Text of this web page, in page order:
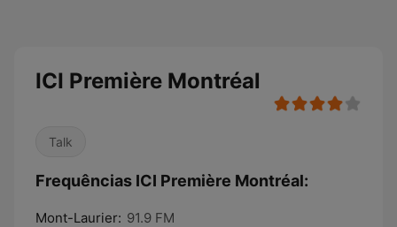
ICI Première Montréal
Talk
Frequências ICI Première Montréal:
Mont-Laurier: 91.9 FM